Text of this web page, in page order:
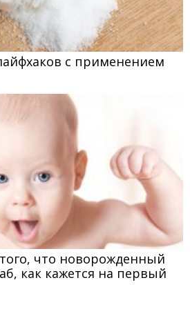
с применением
того, что новорожденный
как кажется на первый